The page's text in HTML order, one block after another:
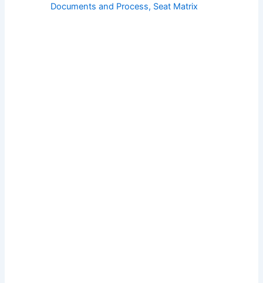
Documents and Process, Seat Matrix